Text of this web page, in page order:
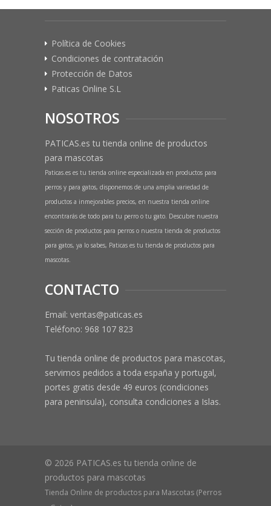
Política de Cookies
Condiciones de contratación
Protección de Datos
Paticas Online S.L
NOSOTROS
PATICAS.es tu tienda online de productos
para mascotas
Paticas.es es tu tienda online especializada en productos para
perros y para gatos, disponemos de una amplia variedad de
productos a inmejorables precios, en nuestra tienda online
encontrarás de todo para tu perro o tu gato. Descubre nuestra
sección de productos para perros o nuestra tienda de productos
para gatos, ya lo sabes, Paticas es tu tienda de productos para
mascotas.
CONTACTO
Email: ventas@paticas.es
Teléfono: 968 107 823
Tu tienda online de productos para mascotas,
servimos pedidos a toda españa y portugal,
portes gratis desde 49 euros (condiciones
para peninsula), consulta condiciones a Islas.
© 2026 PATICAS.es tu tienda online de
productos para mascotas
Tienda Online de productos para Mascotas (Perros